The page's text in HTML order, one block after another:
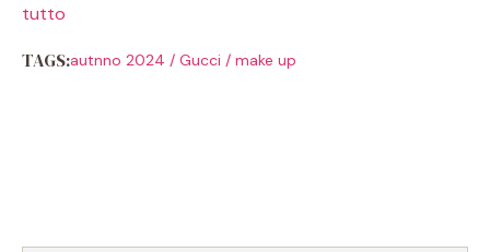
tutto
TAGS:autnno 2024 / Gucci / make up